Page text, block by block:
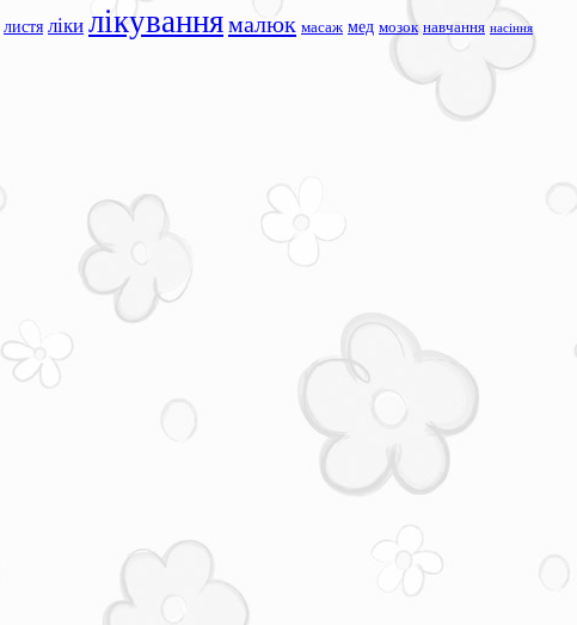
листя ліки лікуваннямалюк масаж мед мозок навчання насіння